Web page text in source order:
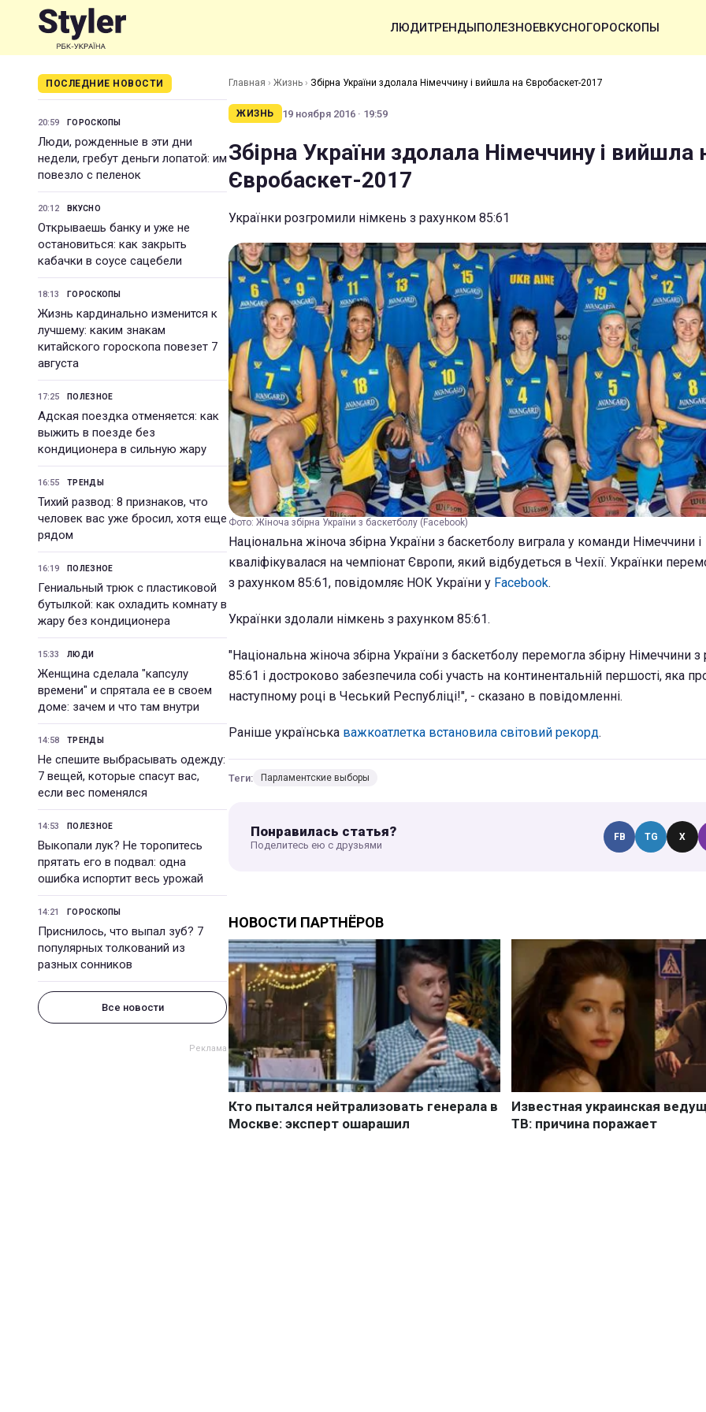
ЛЮДИТРЕНДЫПОЛЕЗНОЕВКУСНОГОРОСКОПЫ
ПОСЛЕДНИЕ НОВОСТИ
20:59 ГОРОСКОПЫ
Люди, рожденные в эти дни
недели, гребут деньги лопатой: им
повезло с пеленок
20:12 ВКУСНО
Открываешь банку и уже не
остановиться: как закрыть
кабачки в соусе сацебели
18:13 ГОРОСКОПЫ
Жизнь кардинально изменится к
лучшему: каким знакам
китайского гороскопа повезет 7
августа
17:25 ПОЛЕЗНОЕ
Адская поездка отменяется: как
выжить в поезде без
кондиционера в сильную жару
16:55 ТРЕНДЫ
Тихий развод: 8 признаков, что
человек вас уже бросил, хотя еще
рядом
16:19 ПОЛЕЗНОЕ
Гениальный трюк с пластиковой
бутылкой: как охладить комнату в
жару без кондиционера
15:33 ЛЮДИ
Женщина сделала "капсулу
времени" и спрятала ее в своем
доме: зачем и что там внутри
14:58 ТРЕНДЫ
Не спешите выбрасывать одежду:
7 вещей, которые спасут вас,
если вес поменялся
14:53 ПОЛЕЗНОЕ
Выкопали лук? Не торопитесь
прятать его в подвал: одна
ошибка испортит весь урожай
14:21 ГОРОСКОПЫ
Приснилось, что выпал зуб? 7
популярных толкований из
разных сонников
Все новости
Главная › Жизнь › Збірна України здолала Німеччину і вийшла на Євробаскет-2017
ЖИЗНЬ 19 ноября 2016 · 19:59
Збірна України здолала Німеччину і вийшла
Євробаскет-2017
Українки розгромили німкень з рахунком 85:61
Фото: Жіноча збірна України з баскетболу (Facebook)
Національна жіноча збірна України з баскетболу виграла у команди Німеччини і
кваліфікувалася на чемпіонат Європи, який відбудеться в Чехії. Українки
з рахунком 85:61, повідомляє НОК України у Facebook.
Українки здолали німкень з рахунком 85:61.
"Національна жіноча збірна України з баскетболу перемогла збірну Німеччини
85:61 і достроково забезпечила собі участь на континентальній першості, яка
наступному році в Чеський Республіці!", - сказано в повідомленні.
Раніше українська важкоатлетка встановила світовий рекорд.
Теги: Парламентские выборы
Понравилась статья?
Поделитесь ею с друзьями
FB TG X